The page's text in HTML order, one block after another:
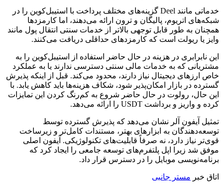
خدماتی مانند Deel گزینه‌های مختلف پرداخت با استیبل‌کوین را در
شبکه‌های اتریوم، پالیگان و ترون ارائه می‌دهند، اما کارمزدها
همچنان به طور قابل توجهی بالاتر از خدمات سنتی انتقال پول مانند
وایز یا ریولت است که کارمزدهای حداقلی دریافت می‌کنند.
این نابرابری در هزینه در حال حاضر استفاده از استیبل‌کوین را به
مشتریانی که به خدمات مالی سنتی دسترسی ندارند یا به عملکرد
خاص ارزهای دیجیتال نیاز دارند، محدود می‌کند. قبل از اینکه پذیرش
گسترده در بازار امکان‌پذیر شود، شکاف هزینه‌ها باید کاهش یابد. با
این حال، رولوت در حال حاضر شروع به کم‌رنگ کردن این تمایزات
کرده و واریز و برداشت USDT را ارائه می‌دهد.
تمثیل آیفون آلر نشان می‌دهد که پذیرش گسترده توسط
توسعه‌دهندگان به ابزارهای بهتر، مستندات کامل‌تر و زیرساخت
قوی‌تر نیاز دارد، نه صرفاً قابلیت‌های تکنولوژیکی. آیفون اصلی
موفق شد زیرا اپل پلتفرم‌های توسعه جامعی را ایجاد کرد که
برنامه‌نویسی موبایل را در دسترس قرار داد.
اتاق خبر مستر جانبی